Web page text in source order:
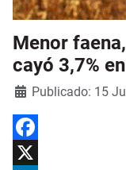
Menor
cayó 3,7%
Detalles
Publicado: 15
Facebook